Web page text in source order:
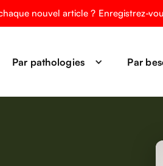
nouvel article ? Enregistrez-
Par pathologies Par